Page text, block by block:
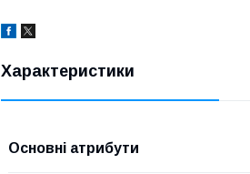
Характеристики
Основні атрибути